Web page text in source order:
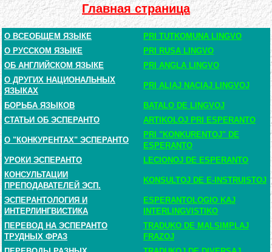
Главная страница
О ВСЕОБЩЕМ ЯЗЫКЕ
PRI TUTKOMUNA LINGVO
О РУССКОМ ЯЗЫКЕ
PRI RUSA LINGVO
ОБ АНГЛИЙСКОМ ЯЗЫКЕ
PRI ANGLA LINGVO
О ДРУГИХ НАЦИОНАЛЬНЫХ
ЯЗЫКАХ
PRI ALIAJ NACIAJ LINGVOJ
БОРЬБА ЯЗЫКОВ
BATALO DE LINGVOJ
СТАТЬИ ОБ ЭСПЕРАНТО
ARTIKOLOJ PRI ESPERANTO
О "КОНКУРЕНТАХ" ЭСПЕРАНТО
PRI "KONKURENTOJ" DE
ESPERANTO
УРОКИ ЭСПЕРАНТО
LECIONOJ DE ESPERANTO
КОНСУЛЬТАЦИИ
ПРЕПОДАВАТЕЛЕЙ ЭСП.
KONSULTOJ DE E-INSTRUISTOJ
ЭСПЕРАНТОЛОГИЯ И
ИНТЕРЛИНГВИСТИКА
ESPERANTOLOGIO KAJ
INTERLINGVISTIKO
ПЕРЕВОД НА ЭСПЕРАНТО
ТРУДНЫХ ФРАЗ
TRADUKO DE MALSIMPLAJ
FRAZOJ